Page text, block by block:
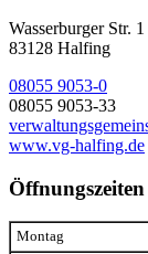
Wasserburger Str. 1
83128 Halfing
08055 9053-0
08055 9053-33
www.vg-halfing.de
Montag